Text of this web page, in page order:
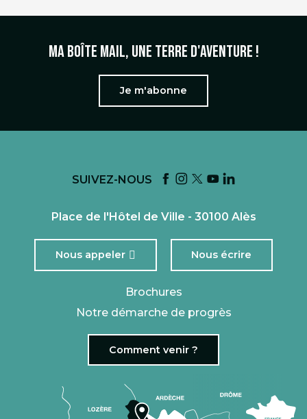
Ma boîte mail, une terre d'aventure !
Je m'abonne
SUIVEZ-NOUS
Place de l'Hôtel de Ville - 30100 Alès
Nous appeler Nous écrire
Brochures
Notre démarche de progrès
Comment venir ?